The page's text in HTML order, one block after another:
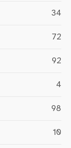
34
72
92
4
98
10